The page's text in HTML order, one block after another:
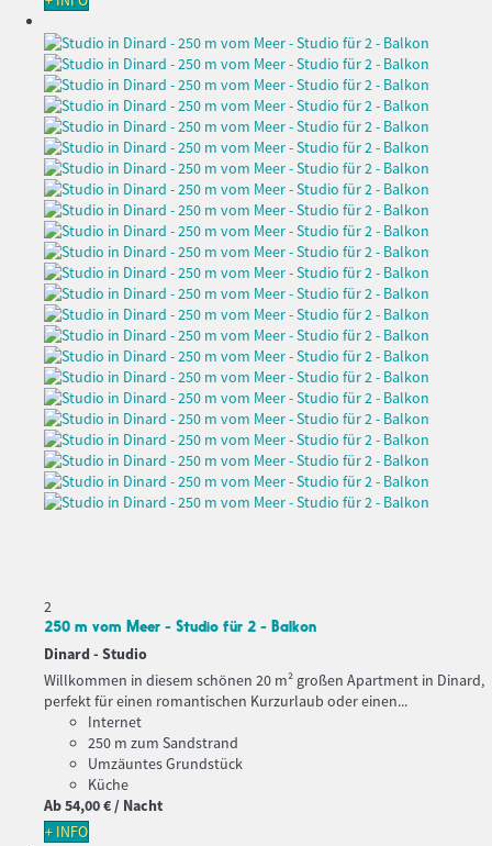
2
250 m vom Meer - Studio für 2 - Balkon
Dinard - Studio
Willkommen in diesem schönen 20 m² großen Apartment in Dinard,
perfekt für einen romantischen Kurzurlaub oder einen...
Internet
250 m zum Sandstrand
Umzäuntes Grundstück
Küche
Ab54,00 €/ Nacht
+ INFO